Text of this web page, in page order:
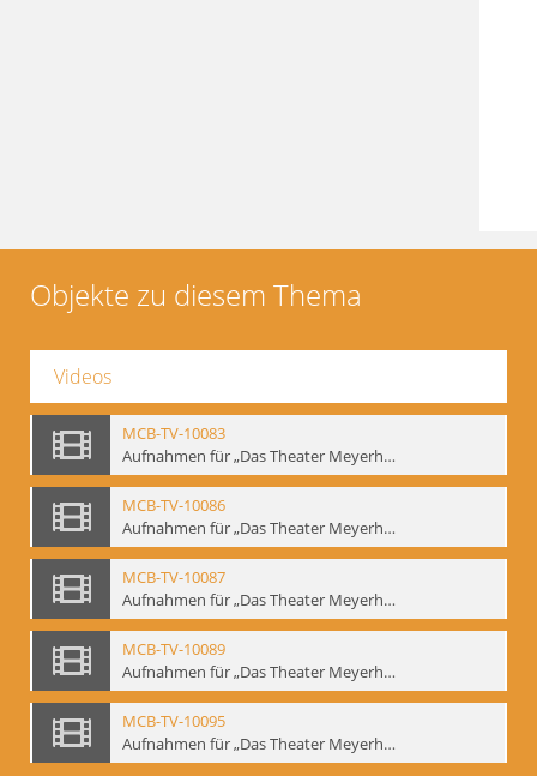
Objekte zu diesem Thema
Videos
MCB-TV-10083
Aufnahmen für „Das Theater Meyerholds und die Biomechanik“ (1). Demonstration der Etüde „Die Ohrfeige“ in verschiedenen Variationen, Ausschnitt 1 - Interne Signatur: BM-vid-1_A1
MCB-TV-10086
Aufnahmen für „Das Theater Meyerholds und die Biomechanik“ (2). Demonstration der Etüde „Die Ohrfeige“ in verschiedenen Variationen, Ausschnitt 1 - Interne Signatur: BM-vid-2_A1
MCB-TV-10087
Aufnahmen für „Das Theater Meyerholds und die Biomechanik“ (2). Demonstration der Etüde „Die Ohrfeige“ in verschiedenen Variationen, Ausschnitt 2 - Interne Signatur: BM-vid-2_A2
MCB-TV-10089
Aufnahmen für „Das Theater Meyerholds und die Biomechanik“ (3). Etüde „Der Dolchstoß“, Ausschnitt 1 - Interne Signatur: BM-vid-3_A1
MCB-TV-10095
Aufnahmen für „Das Theater Meyerholds und die Biomechanik“ (6). Biomechanische Grundelemente und szenische Umsetzung, Ausschnitt 1 - Interne Signatur: BM-vid-6_A1